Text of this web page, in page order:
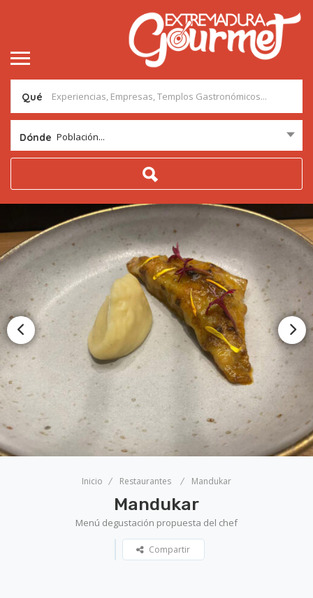
Qué
Dónde Población...
Inicio Restaurantes Mandukar
Mandukar
Menú degustación propuesta del chef
Compartir